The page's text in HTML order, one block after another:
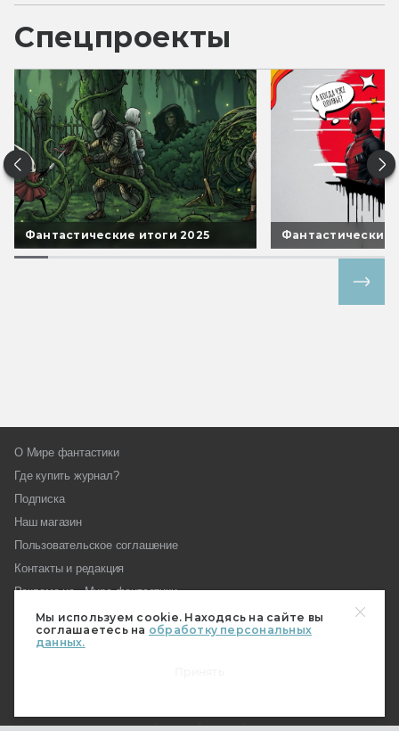
Мы используем cookie. Находясь на сайте вы
соглашаетесь на обработку персональных
данных.
Спецпроекты
Фантастические итоги 2025 Фантастические
О Мире фантастики
Где купить журнал?
Подписка
Наш магазин
Пользовательское соглашение
Контакты и редакция
Реклама на «Мире фантастики»
Как стать автором МирФ
Награды «Мира фантастики»